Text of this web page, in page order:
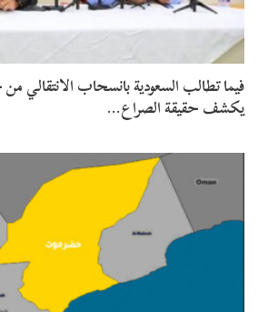
فيما تطالب السعودية بانسحاب الانتقالي
يكشف حقيقة الصراع…